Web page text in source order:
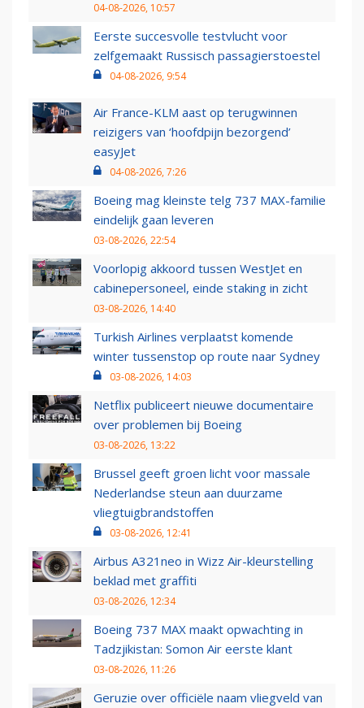
04-08-2026, 10:57
Eerste succesvolle testvlucht voor
zelfgemaakt Russisch passagierstoestel
04-08-2026, 9:54
Air France-KLM aast op terugwinnen
reizigers van ‘hoofdpijn bezorgend’
easyJet
04-08-2026, 7:26
Boeing mag kleinste telg 737 MAX-familie
eindelijk gaan leveren
03-08-2026, 22:54
Voorlopig akkoord tussen WestJet en
cabinepersoneel, einde staking in zicht
03-08-2026, 14:40
Turkish Airlines verplaatst komende
winter tussenstop op route naar Sydney
03-08-2026, 14:03
Netflix publiceert nieuwe documentaire
over problemen bij Boeing
03-08-2026, 13:22
Brussel geeft groen licht voor massale
Nederlandse steun aan duurzame
vliegtuigbrandstoffen
03-08-2026, 12:41
Airbus A321neo in Wizz Air-kleurstelling
beklad met graffiti
03-08-2026, 12:34
Boeing 737 MAX maakt opwachting in
Tadzjikistan: Somon Air eerste klant
03-08-2026, 11:26
Geruzie over officiële naam vliegveld van